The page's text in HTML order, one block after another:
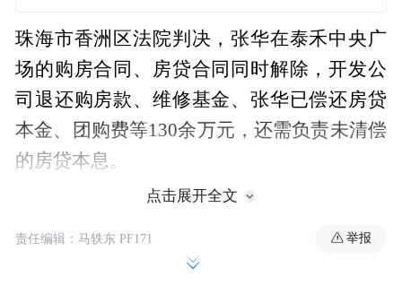
珠海市香洲区法院判决，张华在泰禾中央广
场的购房合同、房贷合同同时解除，开发公
司退还购房款、维修基金、张华已偿还房贷
本金、团购费等130余万元，还需负责未清偿
的房贷本息。
张华办理了停贷手续，并积极配合提供证明
点击展开全文
责任编辑：马轶东 PF171 举报